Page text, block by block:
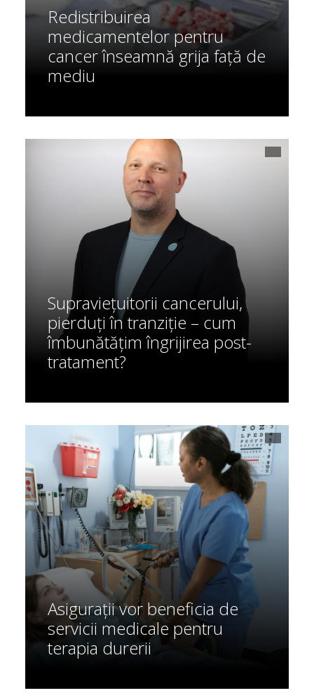
Redistribuirea
medicamentelor pentru
cancer înseamnă grija față de
mediu
Supraviețuitorii cancerului,
pierduți în tranziție – cum
îmbunătățim îngrijirea post-
tratament?
Asigurații vor beneficia de
servicii medicale pentru
terapia durerii